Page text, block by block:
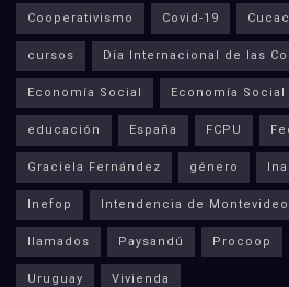
Cooperativismo Covid-19
cursos Día Internacional de las
Economía Social Economía Social
educación España FCPU
Graciela Fernández género
Inefop Intendencia de Montevideo
llamados Paysandú Procoop
Uruguay Vivienda